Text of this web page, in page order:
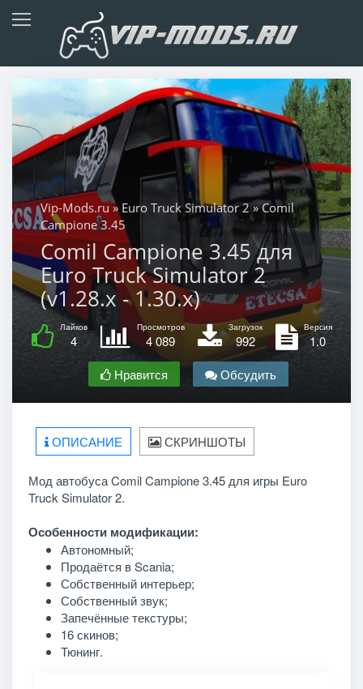
Vip-Mods.ru» Euro Truck Simulator 2» Comil
Campione 3.45
Comil Campione 3.45 для
Euro Truck Simulator 2
(v1.28.x - 1.30.x)
Лайков
4
Просмотров
4 089
Загрузок
992
Версия
1.0
Нравится
Обсудить
ОПИСАНИЕ СКРИНШОТЫ
Мод автобуса Comil Campione 3.45 для игры Euro
Truck Simulator 2.
Особенности модификации:
Автономный;
Продаётся в Scania;
Собственный интерьер;
Собственный звук;
Запечённые текстуры;
16 скинов;
Тюнинг.